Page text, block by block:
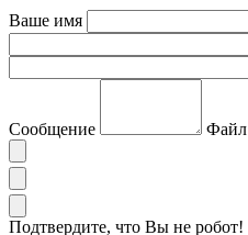
Ваше имя
Сообщение
Файл
Подтвердите, что Вы не робот!